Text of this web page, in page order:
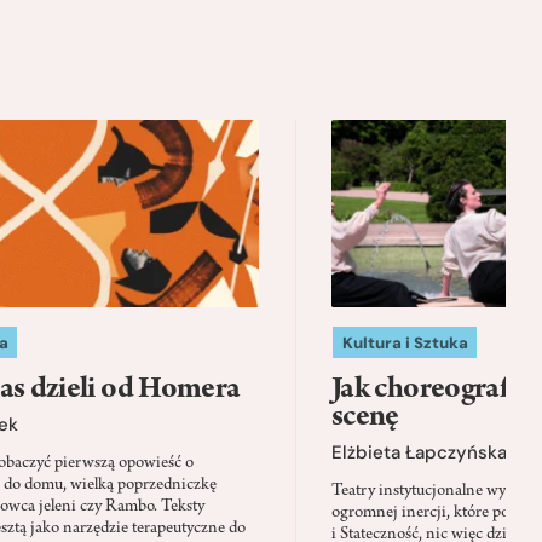
dzieli od Homera
pierwszą opowieść o
domu, wielką poprzedniczkę
jeleni czy Rambo. Teksty
jako narzędzie terapeutyczne do
Kultura i Sztuka
Jak
scenę
Elżbieta Łapczyńska
Teatry instytucjonalne
ogromnej inercji, które ponad
i Stateczność, nic więc